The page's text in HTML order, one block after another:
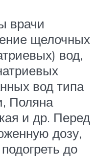
врачи
щелочных
вод,
вод типа
Поляна
и др. Перед
дозу,
до